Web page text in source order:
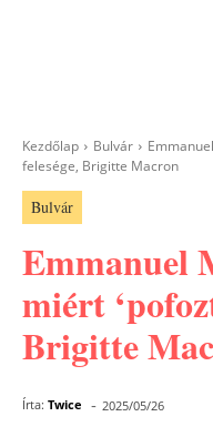
Kezdőlap Bulvár
felesége, Brigitte Macron
Bulvár
Emmanuel
miért
Brigitte
Írta: Twice - 2025/05/26